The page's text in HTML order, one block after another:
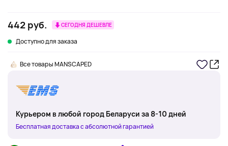
442 руб. СЕГОДНЯ ДЕШЕВЛЕ
Доступно для заказа
Все товары MANSCAPED
Курьером в любой город Беларуси за 8-10 дней
Бесплатная доставка с абсолютной гарантией